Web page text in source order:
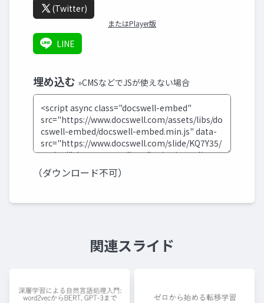
(Twitter)
またはPlayer版
LINE
埋め込む »CMSなどでJSが使えない場合
（ダウンロード不可）
関連スライド